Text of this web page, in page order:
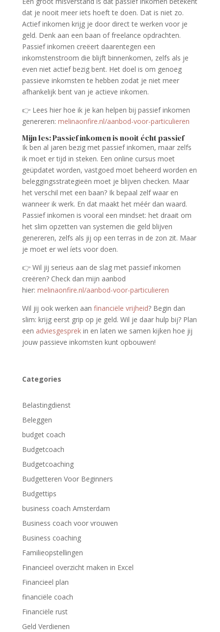
dat je nooit meer iets hoeft te doen. Dat is niet zo.
Actief inkomen krijg je door direct te werken voor je
geld. Denk aan een baan of freelance opdrachten.
Passief inkomen creëert daarentegen een
inkomstenstroom die blijft binnenkomen, zelfs als je
even niet actief bezig bent. Het doel is om genoeg
passieve inkomsten te hebben zodat je niet meer
afhankelijk bent van je actieve inkomen.
👉 Lees hier hoe ik je kan helpen bij passief inkomen
genereren: melinaonfire.nl/aanbod-voor-particulieren
Mijn les: Passief inkomen is nooit écht passief
Ik ben al jaren bezig met passief inkomen, maar zelfs
ik moet er tijd in steken. Een online cursus moet
geüpdatet worden, vastgoed moet beheerd worden en
beleggingsstrategieën moet je blijven checken. Maar
het verschil met een baan? Ik bepaal zelf waar en
wanneer ik werk. En dat maakt het méér dan waard.
Passief inkomen is vooral een mindset: het draait om
het slim opzetten van systemen die geld blijven
genereren, zelfs als jij op een terras in de zon zit. Maar
je moet er wel íets voor doen.
👉 Wil jij serieus aan de slag met passief inkomen
creëren? Check dan mijn aanbod
hier: melinaonfire.nl/aanbod-voor-particulieren
Wil jij ook werken aan financiële vrijheid? Begin dan
slim: krijg eerst grip op je geld. Wil je daar hulp bij? Plan
een adviesgesprekin en laten we samen kijken hoe jij
jouw passieve inkomsten kunt opbouwen!
Categories
Belastingdienst
Beleggen
budget coach
Budgetcoach
Budgetcoaching
Budgetteren Voor Beginners
Budgettips
business coach Amsterdam
Business coach voor vrouwen
Business coaching
Familieopstellingen
Financieel overzicht maken in Excel
Financieel plan
financiële coach
Financiële rust
Geld Verdienen